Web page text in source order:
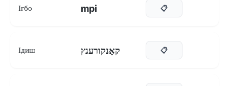
Ігбо mpi 📋
Ідиш קאָנקורענץ 📋